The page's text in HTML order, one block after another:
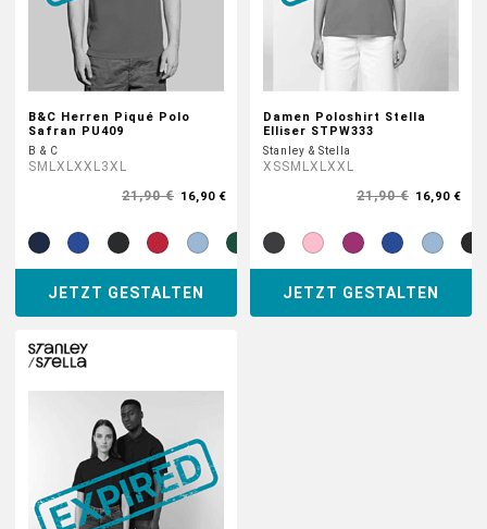
B&C Herren Piqué Polo
Safran PU409
B & C
S M LXLXXL3XL
21,90 € 16,90 €
JETZT GESTALTEN
Damen Poloshirt Stella
Elliser STPW333
Stanley & Stella
XSS M LXLXXL
21,90 € 16,90 €
JETZT GESTALTEN